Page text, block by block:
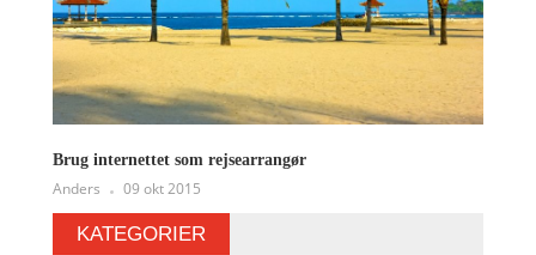
Brug internettet som rejsearrangør
Anders 09 okt 2015
KATEGORIER